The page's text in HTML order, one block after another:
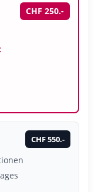
CHF 250.-
CHF 550.-